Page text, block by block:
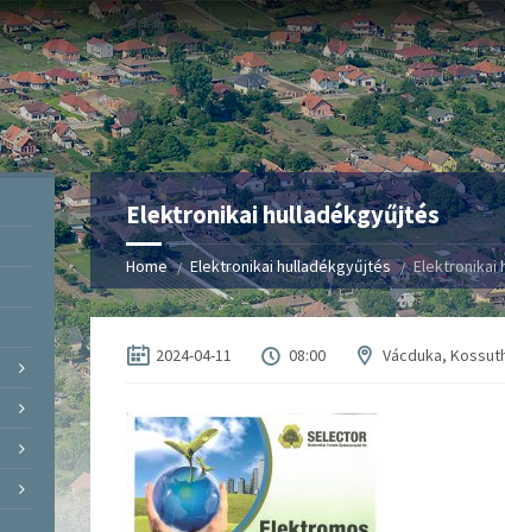
Elektronikai hulladékgyűjtés
Home Elektronikai hulladékgyűjtés Elektronikai
2024-04-11 08:00 Vácduka,